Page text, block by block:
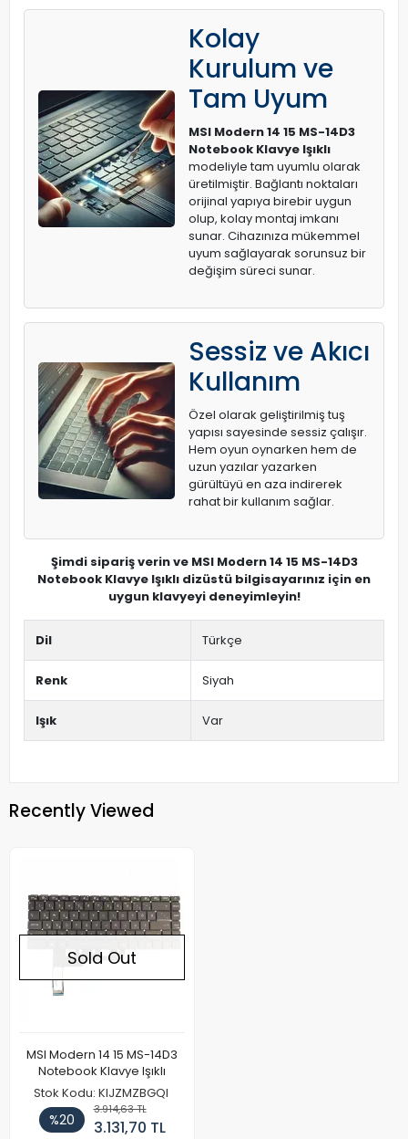
Kolay
Kurulum ve
Tam Uyum
MSI Modern 14 15 MS-14D3
Notebook Klavye Işıklı
modeliyle tam uyumlu olarak
üretilmiştir. Bağlantı noktaları
orijinal yapıya birebir uygun
olup, kolay montaj imkanı
sunar. Cihazınıza mükemmel
uyum sağlayarak sorunsuz bir
değişim süreci sunar.
Sessiz ve Akıcı
Kullanım
Özel olarak geliştirilmiş tuş
yapısı sayesinde sessiz çalışır.
Hem oyun oynarken hem de
uzun yazılar yazarken
gürültüyü en aza indirerek
rahat bir kullanım sağlar.
Şimdi sipariş verin ve MSI Modern 14 15 MS-14D3
Notebook Klavye Işıklı dizüstü bilgisayarınız için en
uygun klavyeyi deneyimleyin!
Dil Türkçe
Renk Siyah
Işık Var
Recently Viewed
Sold Out
MSI Modern 14 15 MS-14D3
Notebook Klavye Işıklı
Stok Kodu: KIJZMZBGQI
%20
3.914,63 TL
3.131,70 TL